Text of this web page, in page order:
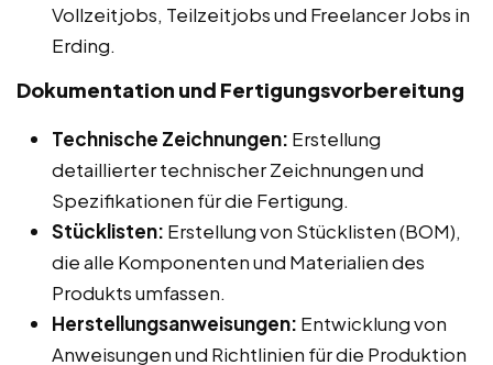
Vollzeitjobs, Teilzeitjobs und Freelancer Jobs in
Erding.
Dokumentation und Fertigungsvorbereitung
Technische Zeichnungen: Erstellung
detaillierter technischer Zeichnungen und
Spezifikationen für die Fertigung.
Stücklisten: Erstellung von Stücklisten (BOM),
die alle Komponenten und Materialien des
Produkts umfassen.
Herstellungsanweisungen: Entwicklung von
Anweisungen und Richtlinien für die Produktion